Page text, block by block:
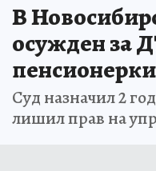
В
осужден за
пенсионерки
Суд назначил 2
лишил прав на